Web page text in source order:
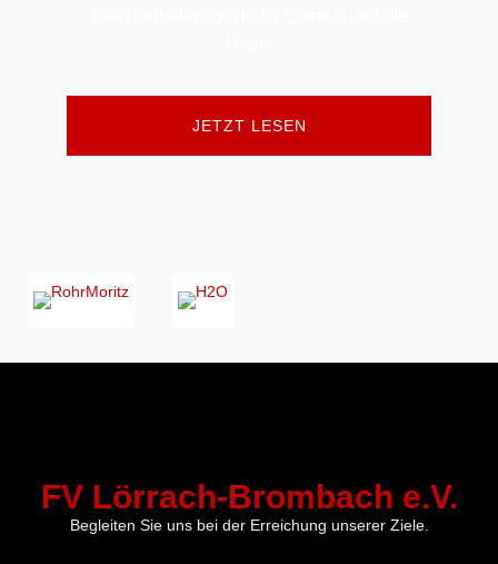
JETZT LESEN
FV Lörrach-Brombach e.V.
Begleiten Sie uns bei der Erreichung unserer Ziele.